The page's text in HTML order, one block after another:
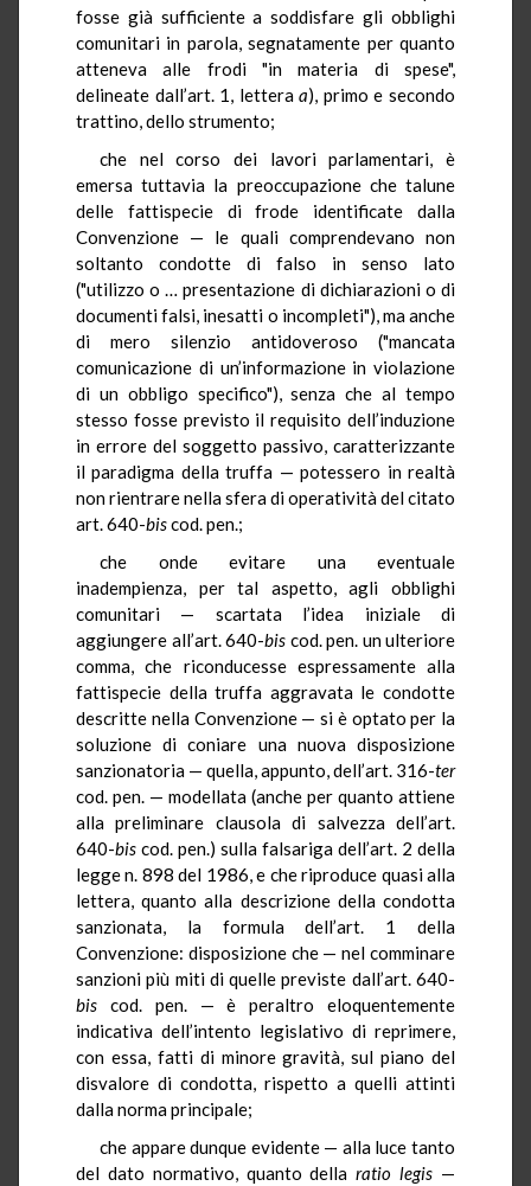
fosse già sufficiente a soddisfare gli obblighi
comunitari in parola, segnatamente per quanto
atteneva alle frodi "in materia di spese",
delineate dall’art. 1, letteraa), primo e secondo
trattino, dello strumento;
che nel corso dei lavori parlamentari, è
emersa tuttavia la preoccupazione che talune
delle fattispecie di frode identificate dalla
Convenzione — le quali comprendevano non
soltanto condotte di falso in senso lato
("utilizzo o … presentazione di dichiarazioni o di
documenti falsi, inesatti o incompleti"), ma anche
di mero silenzio antidoveroso ("mancata
comunicazione di un’informazione in violazione
di un obbligo specifico"), senza che al tempo
stesso fosse previsto il requisito dell’induzione
in errore del soggetto passivo, caratterizzante
il paradigma della truffa — potessero in realtà
non rientrare nella sfera di operatività del citato
art. 640-biscod. pen.;
che onde evitare una eventuale
inadempienza, per tal aspetto, agli obblighi
comunitari — scartata l’idea iniziale di
aggiungere all’art. 640-bis cod. pen. un ulteriore
comma, che riconducesse espressamente alla
fattispecie della truffa aggravata le condotte
descritte nella Convenzione — si è optato per la
soluzione di coniare una nuova disposizione
sanzionatoria — quella, appunto, dell’art. 316-ter
cod. pen. — modellata (anche per quanto attiene
alla preliminare clausola di salvezza dell’art.
640-bis cod. pen.) sulla falsariga dell’art. 2 della
legge n. 898 del 1986, e che riproduce quasi alla
lettera, quanto alla descrizione della condotta
sanzionata, la formula dell’art. 1 della
Convenzione: disposizione che — nel comminare
sanzioni più miti di quelle previste dall’art. 640-
bis cod. pen. — è peraltro eloquentemente
indicativa dell’intento legislativo di reprimere,
con essa, fatti di minore gravità, sul piano del
disvalore di condotta, rispetto a quelli attinti
dalla norma principale;
che appare dunque evidente — alla luce tanto
del dato normativo, quanto dellaratio legis —